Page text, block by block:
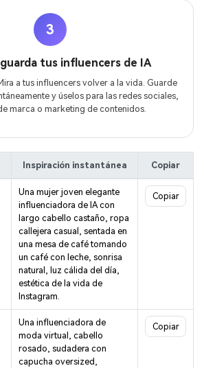
3
tus influencers de IA
a tus influencers volver a la vida. Guarde
y úselos para las redes sociales,
marca o marketing de contenidos.
Inspiración instantánea Copiar
Una mujer joven elegante
influenciadora de IA con
largo cabello castaño, ropa
callejera casual, sentada en
una mesa de café tomando
un café con leche, sonrisa
natural, luz cálida del día,
estética de la vida de
Instagram.
Copiar
Una influenciadora de
moda virtual, cabello
rosado, sudadera con
capucha oversized,
Copiar